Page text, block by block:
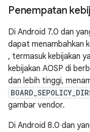
Penempatan
Di Android 7.0 dan
dapat menambahkan
, termasuk kebijakan
kebijakan AOSP di
dan lebih tinggi,
gambar vendor.
Di Android 8.0 dan